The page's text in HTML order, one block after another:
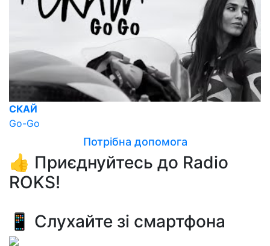
СКАЙ
Go-Go
Потрібна допомога
👍 Приєднуйтесь до Radio
ROKS!
📱 Слухайте зі смартфона